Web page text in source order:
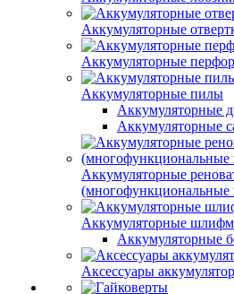
Аккумуляторные
Аккумуляторные
Аккумуляторные пилы
Аккумуляторные
Аккумуляторные
Аккумуляторные
(многофункциональные
Аккумуляторные
Аккумуляторные
Аксессуары